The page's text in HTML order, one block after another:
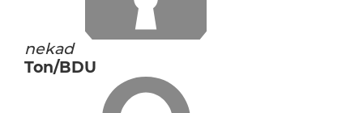
nekad
Ton/BDU